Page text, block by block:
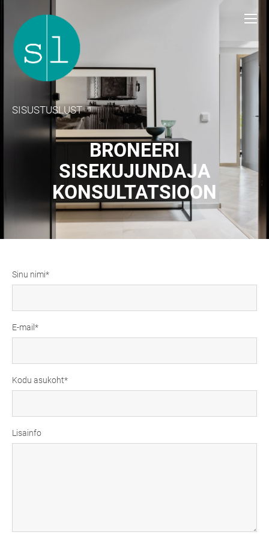
SISUSTUSLUST
BRONEERI
SISEKUJUNDAJA
KONSULTATSIOON
Sinu nimi
E-mail
Kodu asukoht
Lisainfo